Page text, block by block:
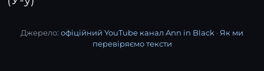
Джерело: офіційний YouTube канал Ann in Black · Як ми
перевіряємо тексти